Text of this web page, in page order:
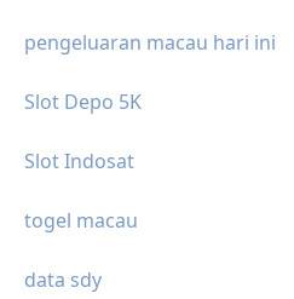
pengeluaran macau hari ini
Slot Depo 5K
Slot Indosat
togel macau
data sdy